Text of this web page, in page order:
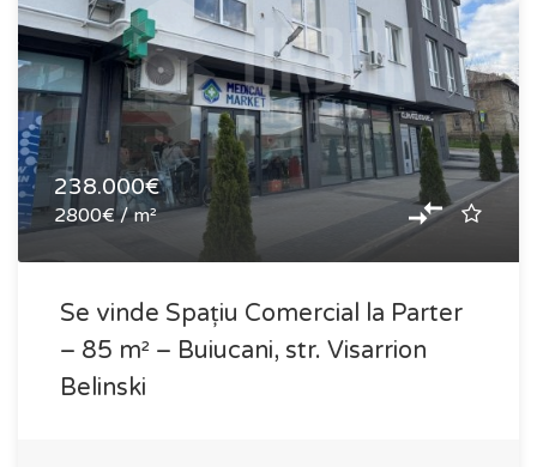
238.000€
2800€ / m²
Se vinde Spațiu Comercial la Parter
– 85 m² – Buiucani, str. Visarrion
Belinski